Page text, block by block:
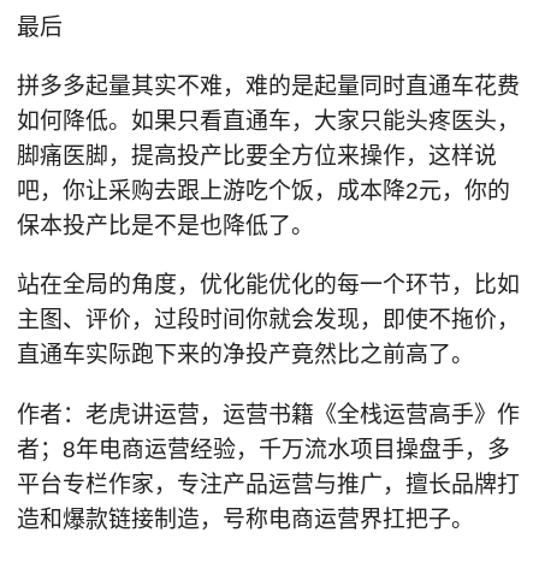
最后
拼多多起量其实不难，难的是起量同时直通车花费
如何降低。如果只看直通车，大家只能头疼医头，
脚痛医脚，提高投产比要全方位来操作，这样说
吧，你让采购去跟上游吃个饭，成本降2元，你的
保本投产比是不是也降低了。
站在全局的角度，优化能优化的每一个环节，比如
主图、评价，过段时间你就会发现，即使不拖价，
直通车实际跑下来的净投产竟然比之前高了。
作者：老虎讲运营，运营书籍《全栈运营高手》作
者；8年电商运营经验，千万流水项目操盘手，多
平台专栏作家，专注产品运营与推广，擅长品牌打
造和爆款链接制造，号称电商运营界扛把子。